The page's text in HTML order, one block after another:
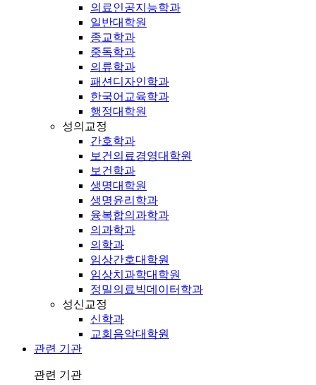
의료인공지능학과
일반대학원
종교학과
중독학과
의류학과
패션디자인학과
한국어교육학과
행정대학원
성의교정
간호학과
보건의료경영대학원
보건학과
생명대학원
생명윤리학과
융복합의과학과
의과학과
의학과
임상간호대학원
임상치과학대학원
정밀의료빅데이터학과
성신교정
신학과
교회음악대학원
관련 기관
관련 기관